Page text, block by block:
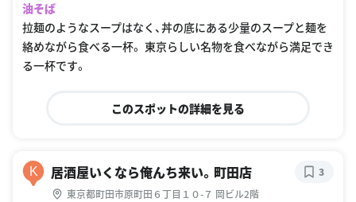
油そば
拉麺のようなスープはなく、丼の底にある少量のスープと麺を
絡めながら食べる一杯。 東京らしい名物を食べながら満足でき
る一杯です。
このスポットの詳細を見る
K 居酒屋いくなら俺んち来い。町田店
東京都町田市原町田６丁目１０-７ 岡ビル2階
3